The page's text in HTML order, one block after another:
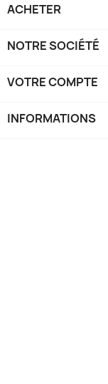
ACHETER
NOTRE SOCIÉTÉ
VOTRE COMPTE
INFORMATIONS